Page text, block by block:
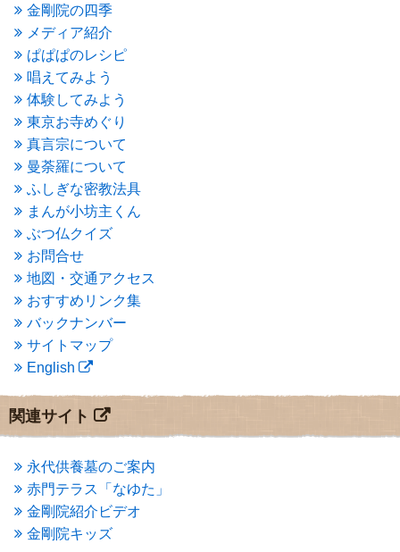
2015年12月(6)
2015年11月(4)
2015年10月
(4)
2015年9月
(3)
2015年8月(4)
2015年7月(4)
2015年6月(3)
2015年5月(1)
2015年4月(1)
(3)
2015年2月(3)
2015年1月(1)
2014年12月 (2)
2014年9月
2014年5月(1)
2014年4月 (4)
2014年1月 (1)
2013年11月(4)
2013年10月 (2)
2013年9月(4)
2013年7月
(7)
2013年6月 (6)
2013年5月(13)
2013年4月(1)
2013年3月
(4)
2013年2月(6)
2013年1月(6)
2012年12月(7)
金剛院の四季
メディア紹介
ぱぱぱのレシピ
唱えてみよう
体験してみよう
東京お寺めぐり
真言宗について
曼荼羅について
ふしぎな密教法具
まんが小坊主くん
ぶつ仏クイズ
お問合せ
地図・交通アクセス
おすすめリンク集
バックナンバー
サイトマップ
English
関連サイト
永代供養墓のご案内
赤門テラス「なゆた」
金剛院紹介ビデオ
金剛院キッズ